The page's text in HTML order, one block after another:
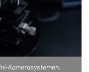
Kamerasystemen.